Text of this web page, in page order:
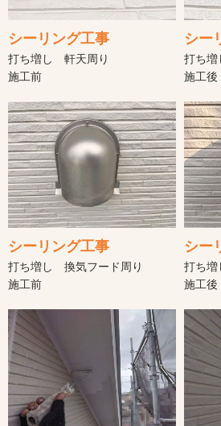
シーリング工事
打ち増し 軒天周り
施工前
シー
打ち
施工後
シーリング工事
打ち増し 換気フード周り
施工前
シー
打ち
施工後